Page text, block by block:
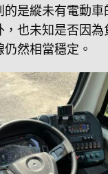
是縱未有電動
也未知是否因為
然相當穩定。